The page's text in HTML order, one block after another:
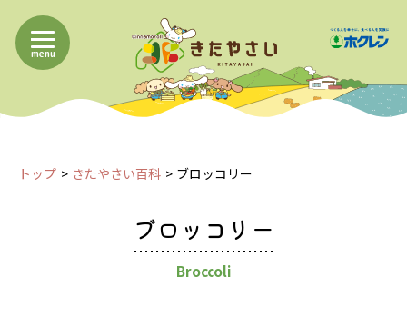
menu
トップ きたやさい百科 ブロッコリー
ブロッコリー
Broccoli